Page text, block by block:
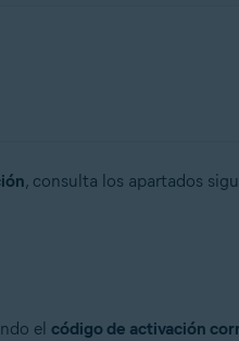
, consulta los apartados
el código de activación